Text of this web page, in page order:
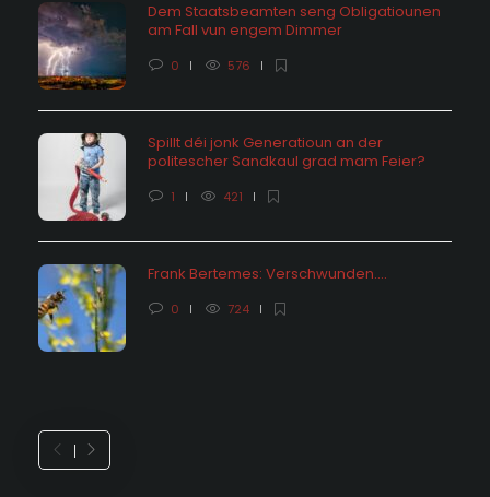
Dem Staatsbeamten seng Obligatiounen
am Fall vun engem Dimmer
0 576
Spillt déi jonk Generatioun an der
politescher Sandkaul grad mam Feier?
1 421
Frank Bertemes: Verschwunden….
0 724